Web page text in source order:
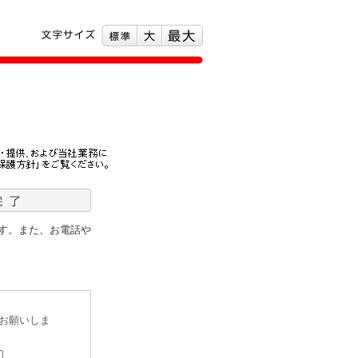
。また、お電話や
願いしま